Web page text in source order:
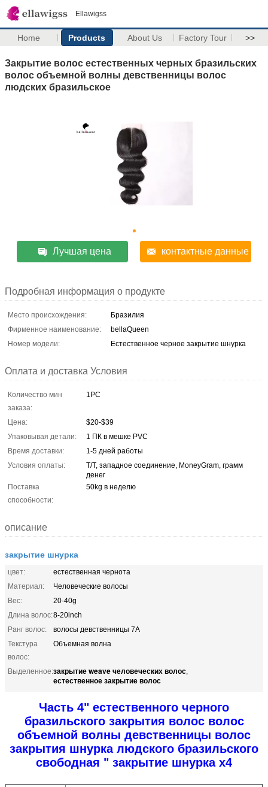
Ellawigss
Home Products About Us Factory Tour >>
Закрытие волос естественных черных бразильских
волос объемной волны девственницы волос
людских бразильское
Лучшая цена контактные данные
Подробная информация о продукте
Место происхождения:
Бразилия
Фирменное наименование:
bellaQueen
Номер модели:
Естественное черное закрытие шнурка
Оплата и доставка Условия
Количество мин
заказа:
1PC
Цена:
$20-$39
Упаковывая детали:
1 ПК в мешке PVC
Время доставки:
1-5 дней работы
Условия оплаты:
T/T, западное соединение, MoneyGram, грамм
денег
Поставка
способности:
50kg в неделю
описание
закрытие шнурка
цвет:
естественная чернота
Материал:
Человеческие волосы
Вес:
20-40g
Длина волос:8-20inch
Ранг волос:
волосы девственницы 7A
Текстура
волос:
Объемная волна
Выделенное:закрытие weave человеческих волос,
естественное закрытие волос
Часть 4" естественного черного
бразильского закрытия волос волос
объемной волны девственницы волос
закрытия шнурка людского бразильского
свободная " закрытие шнурка x4